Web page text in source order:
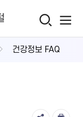
건강정보 FAQ